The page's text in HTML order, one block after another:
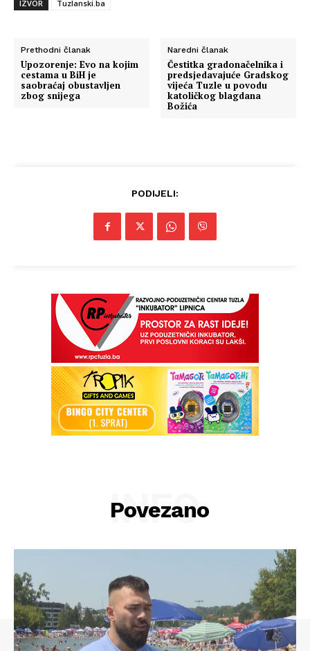
IZVOR Tuzlanski.ba
Prethodni članak
Upozorenje: Evo na kojim
cestama u BiH je
saobraćaj obustavljen
zbog snijega
Naredni članak
Čestitka gradonačelnika i
predsjedavajuće Gradskog
vijeća Tuzle u povodu
katoličkog blagdana
Božića
PODIJELI:
Povezano
INFO